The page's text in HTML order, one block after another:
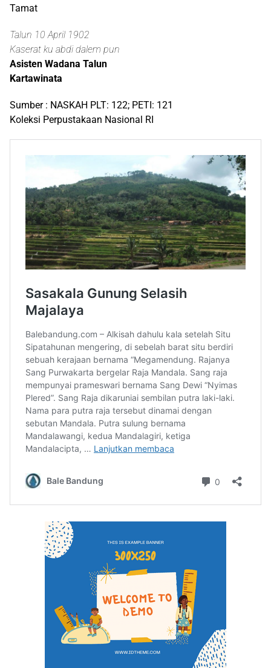
Tamat
Talun 10 April 1902
Kaserat ku abdi dalem pun
Asisten Wadana Talun
Kartawinata
Sumber : NASKAH PLT: 122; PETI: 121
Koleksi Perpustakaan Nasional RI